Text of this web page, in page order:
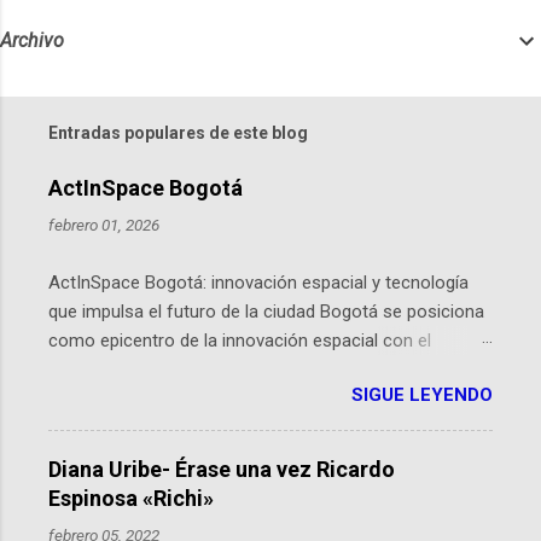
Archivo
Entradas populares de este blog
ActInSpace Bogotá
febrero 01, 2026
ActInSpace Bogotá: innovación espacial y tecnología
que impulsa el futuro de la ciudad Bogotá se posiciona
como epicentro de la innovación espacial con el
hackathon global que convierte tecnologías de la
Agencia Espacial Europea en soluciones prácticas para
la vida cotidiana. Este evento, organizado por el
Planetario de Bogotá del Idartes y la Universidad de los
Andes, reúne a expertos como el presidente de Airbus
SIGUE LEYENDO
Diana Uribe- Érase una vez Ricardo
Espinosa «Richi»
febrero 05, 2022